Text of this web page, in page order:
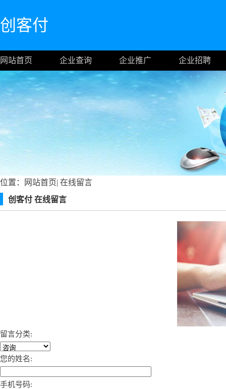
创客付
网站首页 企业查询 企业推广 企业招聘
位置： 网站首页| 在线留言
创客付 在线留言
留言分类:
您的姓名:
手机号码: